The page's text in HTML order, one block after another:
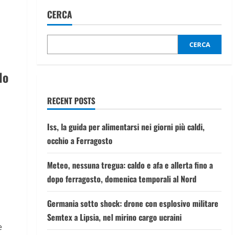
CERCA
CERCA
RECENT POSTS
Iss, la guida per alimentarsi nei giorni più caldi,
occhio a Ferragosto
Meteo, nessuna tregua: caldo e afa e allerta fino a
dopo ferragosto, domenica temporali al Nord
Germania sotto shock: drone con esplosivo militare
Semtex a Lipsia, nel mirino cargo ucraini